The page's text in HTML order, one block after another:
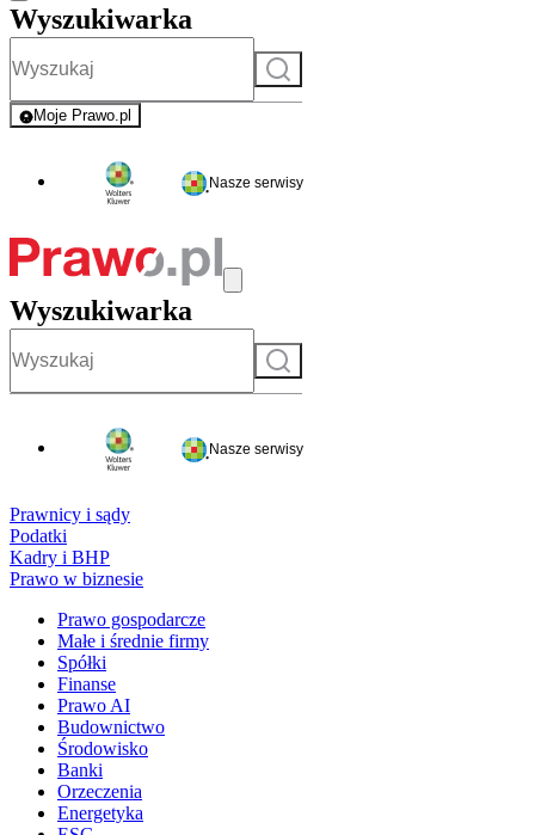
Wyszukiwarka
Szukaj
Moje Prawo.pl
- rejestracja i logowanie do serwisu
Nasze serwisy
Wyszukiwarka
Szukaj
Nasze serwisy
Prawnicy i sądy
Podatki
Kadry i BHP
Prawo w biznesie
Prawo gospodarcze
Małe i średnie firmy
Spółki
Finanse
Prawo AI
Budownictwo
Środowisko
Banki
Orzeczenia
Energetyka